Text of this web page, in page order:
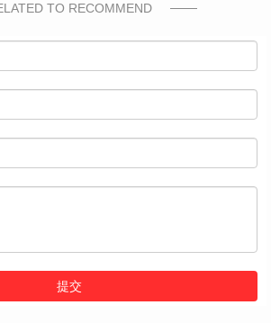
TO RECOMMEND
提交